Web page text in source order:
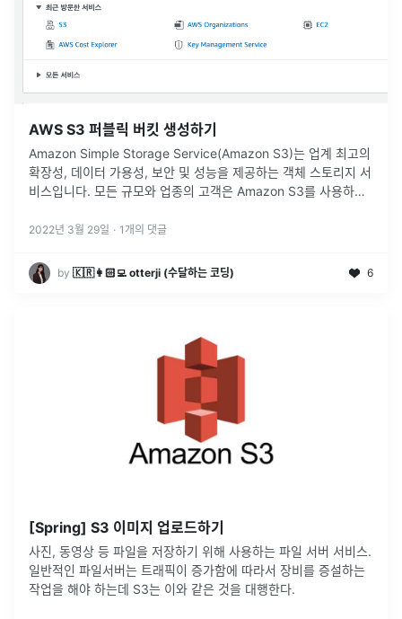
AWS S3 퍼블릭 버킷 생성하기
Amazon Simple Storage Service(Amazon S3)는 업계 최고의
확장성, 데이터 가용성, 보안 및 성능을 제공하는 객체 스토리지 서
비스입니다. 모든 규모와 업종의 고객은 Amazon S3를 사용하여
2022년 3월 29일 · 1 개의 댓글
by 🇰🇷👩🏻‍💻 otterji (수달하는 코딩) 6
[Spring] S3 이미지 업로드하기
사진, 동영상 등 파일을 저장하기 위해 사용하는 파일 서버 서비스.
일반적인 파일서버는 트래픽이 증가함에 따라서 장비를 증설하는
작업을 해야 하는데 S3는 이와 같은 것을 대행한다.